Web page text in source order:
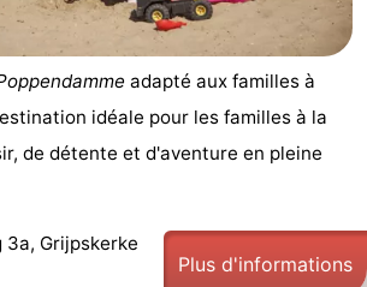
adapté aux familles à
idéale pour les familles à la
de détente et d'aventure en pleine
3a, Grijpskerke
Plus d'informations